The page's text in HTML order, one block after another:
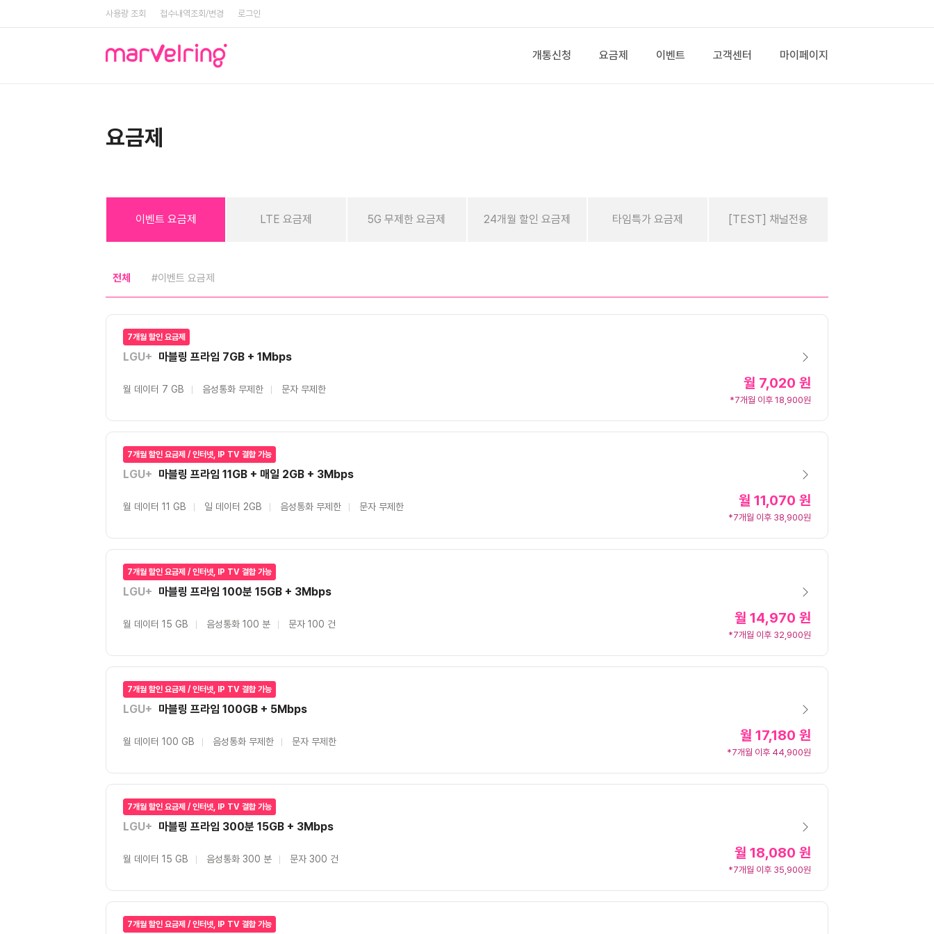
사용량 조회 접수내역조회/변경 로그인
개통신청 요금제 이벤트 고객센터 마이페이지
요금제
이벤트 요금제 LTE 요금제 5G 무제한 요금제 24개월 할인 요금제 타임특가 요금제 [TEST] 채널전용
전체 #이벤트 요금제
7개월 할인 요금제
LGU+ 마블링 프라임 7GB + 1Mbps
월 데이터 7 GB 음성통화 무제한 문자 무제한 월 7,020 원
*7개월 이후 18,900원
7개월 할인 요금제 / 인터넷, IP TV 결합 가능
LGU+ 마블링 프라임 11GB + 매일 2GB + 3Mbps
월 데이터 11 GB 일 데이터 2GB 음성통화 무제한 문자 무제한 월 11,070 원
*7개월 이후 38,900원
7개월 할인 요금제 / 인터넷, IP TV 결합 가능
LGU+ 마블링 프라임 100분 15GB + 3Mbps
월 데이터 15 GB 음성통화 100 분 문자 100 건 월 14,970 원
*7개월 이후 32,900원
7개월 할인 요금제 / 인터넷, IP TV 결합 가능
LGU+ 마블링 프라임 100GB + 5Mbps
월 데이터 100 GB 음성통화 무제한 문자 무제한 월 17,180 원
*7개월 이후 44,900원
7개월 할인 요금제 / 인터넷, IP TV 결합 가능
LGU+ 마블링 프라임 300분 15GB + 3Mbps
월 데이터 15 GB 음성통화 300 분 문자 300 건 월 18,080 원
*7개월 이후 35,900원
7개월 할인 요금제 / 인터넷, IP TV 결합 가능